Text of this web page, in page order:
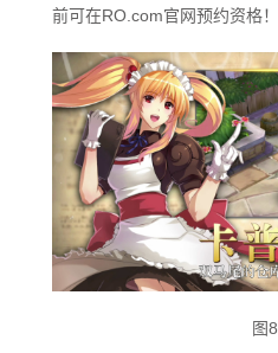
前可在RO.com官网预约资格！
图8